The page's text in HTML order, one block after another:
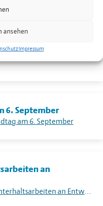
ansehen
Impressum
6. September
am 6. September
an
weiterlesen: Information zu Unterhaltsarbeiten an Entwässerungsleitungen